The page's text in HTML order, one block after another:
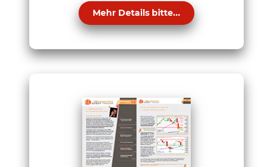
Mehr Details bitte...